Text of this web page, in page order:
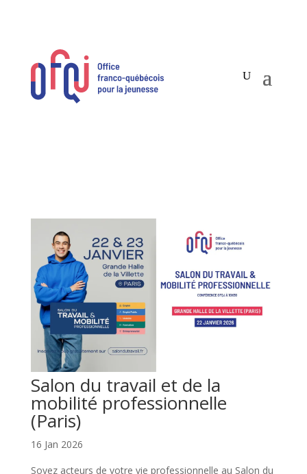
Salon du travail et de la
mobilité professionnelle
(Paris)
16 Jan 2026
Soyez acteurs de votre vie professionnelle au Salon du